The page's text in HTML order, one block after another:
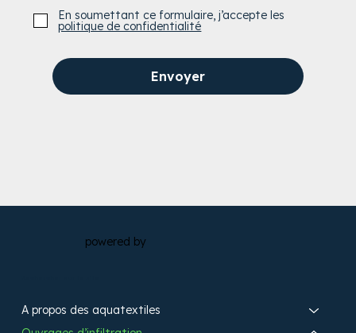
En soumettant ce formulaire, j’accepte les
politique de confidentialité
Envoyer
powered by
A propos des aquatextiles​